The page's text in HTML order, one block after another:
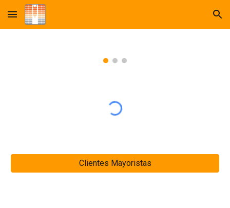
Skip to main content Skip to navigation
Clientes Mayoristas